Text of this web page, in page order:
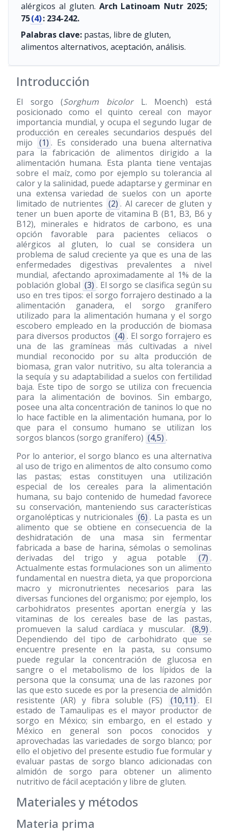
alérgicos al gluten. Arch Latinoam Nutr 2025;
75(4): 234-242.
Palabras clave: pastas, libre de gluten,
alimentos alternativos, aceptación, análisis.
Introducción
El sorgo (Sorghum bicolorL. Moench) está
posicionado como el quinto cereal con mayor
importancia mundial, y ocupa el segundo lugar de
producción en cereales secundarios después del
mijo
(1) . Es considerado una buena alternativa
para la fabricación de alimentos dirigido a la
alimentación humana. Esta planta tiene ventajas
sobre el maíz, como por ejemplo su tolerancia al
calor y la salinidad, puede adaptarse y germinar en
una extensa variedad de suelos con un aporte
limitado de nutrientes (2) . Al carecer de gluten y
tener un buen aporte de vitamina B (B1, B3, B6 y
B12), minerales e hidratos de carbono, es una
opción favorable para pacientes celiacos o
alérgicos al gluten, lo cual se considera un
problema de salud creciente ya que es una de las
enfermedades digestivas prevalentes a nivel
mundial, afectando aproximadamente al 1% de la
población global (3) . El sorgo se clasifica según su
uso en tres tipos: el sorgo forrajero destinado a la
alimentación ganadera, el sorgo granífero
utilizado para la alimentación humana y el sorgo
escobero empleado en la producción de biomasa
para diversos productos (4) . El sorgo forrajero es
una de las gramíneas más cultivadas a nivel
mundial reconocido por su alta producción de
biomasa, gran valor nutritivo, su alta tolerancia a
la sequía y su adaptabilidad a suelos con fertilidad
baja. Este tipo de sorgo se utiliza con frecuencia
para la alimentación de bovinos. Sin embargo,
posee una alta concentración de taninos lo que no
lo hace factible en la alimentación humana, por lo
que para el consumo humano se utilizan los
sorgos blancos (sorgo granífero) (4,5) .
Por lo anterior, el sorgo blanco es una alternativa
al uso de trigo en alimentos de alto consumo como
las pastas; estas constituyen una utilización
especial de los cereales para la alimentación
humana, su bajo contenido de humedad favorece
su conservación, manteniendo sus características
organolépticas y nutricionales (6) . La pasta es un
alimento que se obtiene en consecuencia de la
deshidratación de una masa sin fermentar
fabricada a base de harina, sémolas o semolinas
derivadas del trigo y agua potable
(7) .
Actualmente estas formulaciones son un alimento
fundamental en nuestra dieta, ya que proporciona
macro y micronutrientes necesarios para las
diversas funciones del organismo; por ejemplo, los
carbohidratos presentes aportan energía y las
vitaminas de los cereales base de las pastas,
promueven la salud cardíaca y muscular.
(8,9) .
Dependiendo del tipo de carbohidrato que se
encuentre presente en la pasta, su consumo
puede regular la concentración de glucosa en
sangre o el metabolismo de los lípidos de la
persona que la consuma; una de las razones por
las que esto sucede es por la presencia de almidón
resistente (AR) y fibra soluble (FS)
(10,11) . El
estado de Tamaulipas es el mayor productor de
sorgo en México; sin embargo, en el estado y
México en general son pocos conocidos y
aprovechadas las variedades de sorgo blanco; por
ello el objetivo del presente estudio fue formular y
evaluar pastas de sorgo blanco adicionadas con
almidón de sorgo para obtener un alimento
nutritivo de fácil aceptación y libre de gluten.
Materiales y métodos
Materia prima